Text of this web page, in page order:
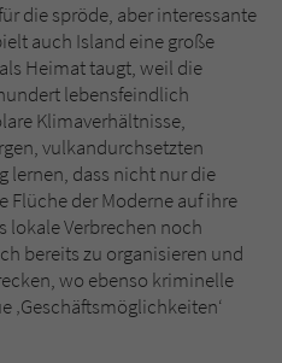
die spröde, aber interessante
auch Island eine große
Heimat taugt, weil die
lebensfeindlich
Klimaverhältnisse,
vulkandurchsetzten
lernen, dass nicht nur die
Flüche der Moderne auf ihre
lokale Verbrechen noch
bereits zu organisieren und
wo ebenso kriminelle
‚Geschäftsmöglichkeiten‘